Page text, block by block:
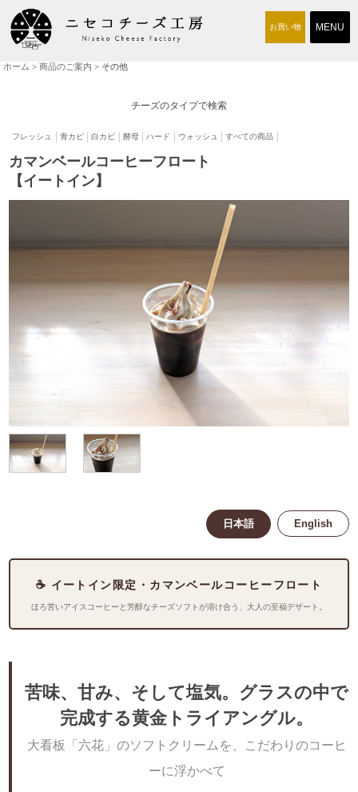
お買い物
商品のご案内
取り扱い店
交通アクセス
求人情報
ホーム >商品のご案内 > その他
チーズのタイプで検索
フレッシュ 青カビ 白カビ 酵母 ハード ウォッシュ すべての商品
カマンベールコーヒーフロート
【イートイン】
日本語 English
☕ イートイン限定・カマンベールコーヒーフロート
ほろ苦いアイスコーヒーと芳醇なチーズソフトが溶け合う、大人の至福デザート。
苦味、甘み、そして塩気。グラスの中で
完成する黄金トライアングル。
大看板「六花」のソフトクリームを、こだわりのコーヒ
ーに浮かべて